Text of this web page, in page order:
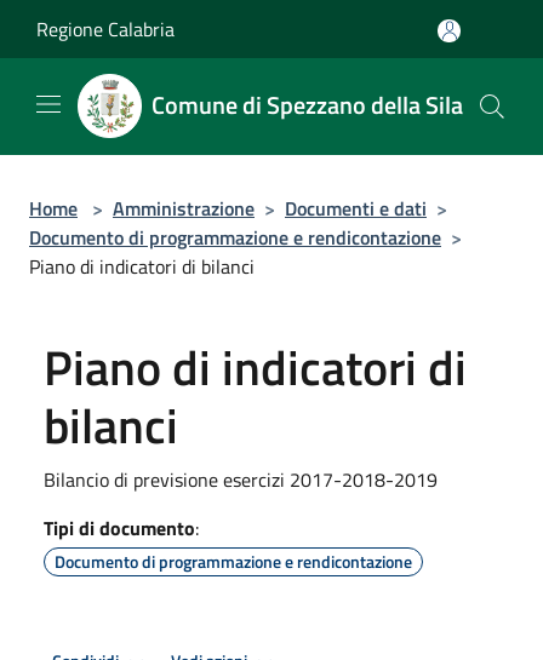
Regione Calabria
Comune di Spezzano della Sila
Home > Amministrazione > Documenti e dati >
Documento di programmazione e rendicontazione >
Piano di indicatori di bilanci
Piano di indicatori di
bilanci
Bilancio di previsione esercizi 2017-2018-2019
Tipi di documento:
Documento di programmazione e rendicontazione